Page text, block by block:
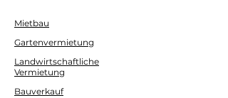
Mietbau
Gartenvermietung
Landwirtschaftliche
Vermietung
Bauverkauf